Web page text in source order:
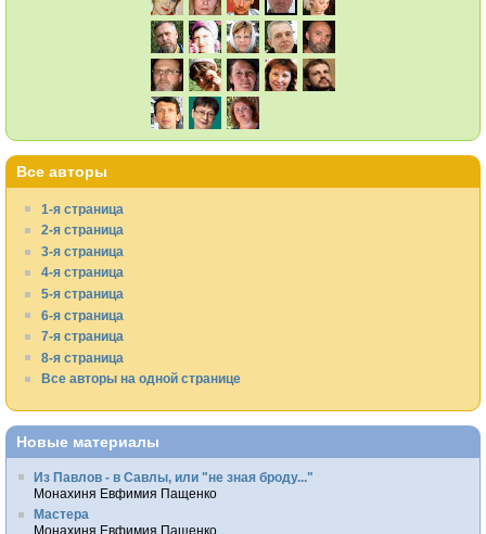
Все авторы
1-я страница
2-я страница
3-я страница
4-я страница
5-я страница
6-я страница
7-я страница
8-я страница
Все авторы на одной странице
Новые материалы
Из Павлов - в Савлы, или "не зная броду..."
Монахиня Евфимия Пащенко
Мастера
Монахиня Евфимия Пащенко